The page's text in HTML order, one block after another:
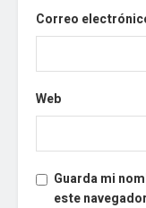
Correo
Web
Guarda mi
este